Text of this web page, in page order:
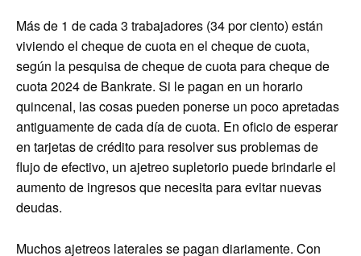
Más de 1 de cada 3 trabajadores (34 por ciento) están
viviendo el cheque de cuota en el cheque de cuota,
según la pesquisa de cheque de cuota para cheque de
cuota 2024 de Bankrate. Si le pagan en un horario
quincenal, las cosas pueden ponerse un poco apretadas
antiguamente de cada día de cuota. En oficio de esperar
en tarjetas de crédito para resolver sus problemas de
flujo de efectivo, un ajetreo supletorio puede brindarle el
aumento de ingresos que necesita para evitar nuevas
deudas.
Muchos ajetreos laterales se pagan diariamente. Con